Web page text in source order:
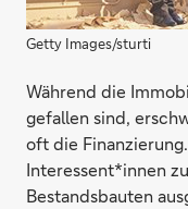
Getty Images/sturti
Während die
gefallen sind,
oft die
Interessent*innen
Bestandsbauten